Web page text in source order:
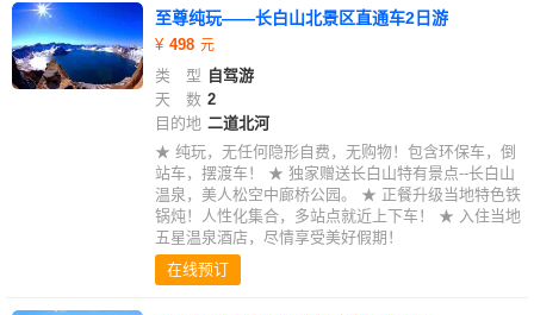
至尊纯玩——长白山北景区直通车2日游
498
类 型 自驾游
天 数 2
目的地 二道北河
★ 纯玩，无任何隐形自费，无购物！包含环保车，倒
站车，摆渡车！ ★ 独家赠送长白山特有景点--长白山
温泉，美人松空中廊桥公园。 ★ 正餐升级当地特色铁
锅炖！人性化集合，多站点就近上下车！ ★ 入住当地
五星温泉酒店，尽情享受美好假期！
在线预订